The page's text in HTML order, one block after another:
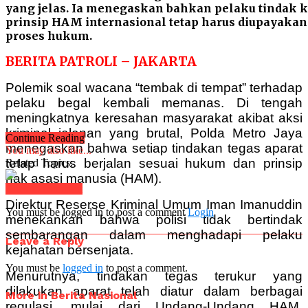
yang jelas. Ia menegaskan bahkan pelaku tindak
prinsip HAM internasional tetap harus
proses hukum.
BERITA PATROLI – JAKARTA
Polemik soal wacana “tembak di tempat” terhadap
pelaku begal kembali memanas. Di tengah
meningkatnya keresahan masyarakat akibat aksi
kriminal jalanan yang brutal, Polda Metro Jaya
menegaskan bahwa setiap tindakan tegas aparat
tetap harus berjalan sesuai hukum dan prinsip
hak asasi manusia (HAM).
Direktur Reserse Kriminal Umum Iman Imanuddin
menekankan bahwa polisi tidak bertindak
sembarangan dalam menghadapi pelaku
kejahatan bersenjata.
Menurutnya, tindakan tegas terukur yang
dilakukan aparat telah diatur dalam berbagai
Continue Reading
You may also like...
Related Topics:
You must be logged in to post a commentLogin
Leave a Reply
You must be logged in to post a comment.
More in Berita Nasional